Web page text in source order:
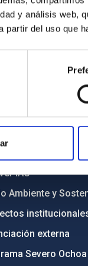
y análisis web,
partir del uso que
INSTITUCIONAL
IAC
Ambiente y
externa
Severo Ochoa